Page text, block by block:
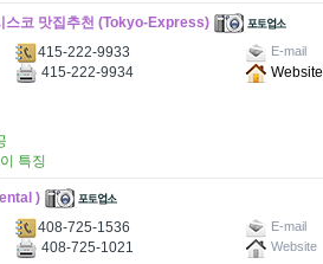
스코 맛집추천 (Tokyo-Express)
415-222-9933 E-mail
415-222-9934
Website
특징
)
408-725-1536 E-mail
408-725-1021 Website